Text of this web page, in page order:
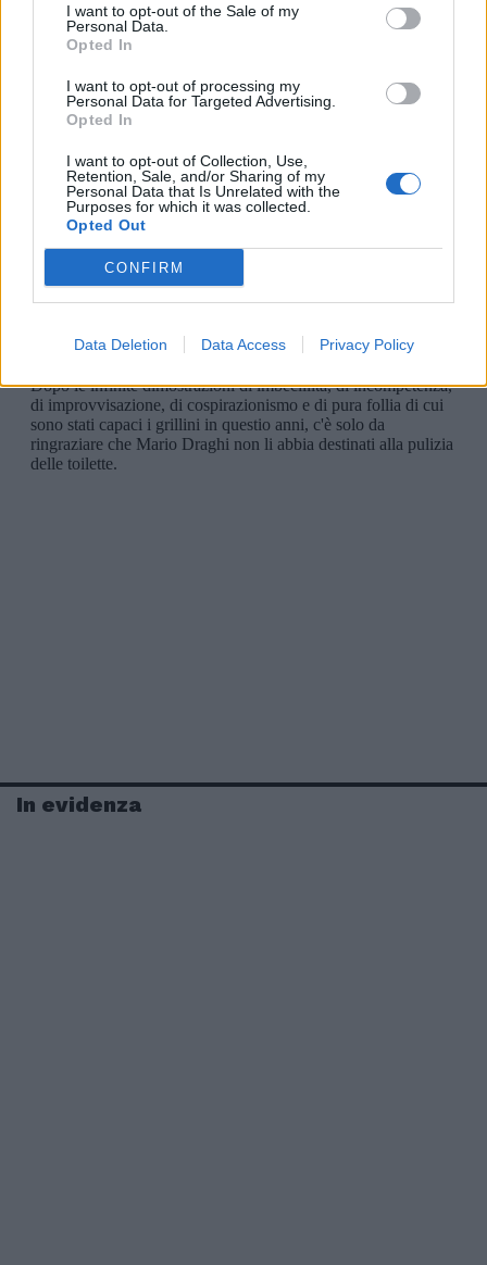
I want to opt-out of the Sale of my
Personal Data.
Opted In
I want to opt-out of processing my
Personal Data for Targeted Advertising.
Opted In
I want to opt-out of Collection, Use,
Retention, Sale, and/or Sharing of my
Personal Data that Is Unrelated with the
Purposes for which it was collected.
Opted Out
CONFIRM
Data Deletion Data Access Privacy Policy
In evidenza